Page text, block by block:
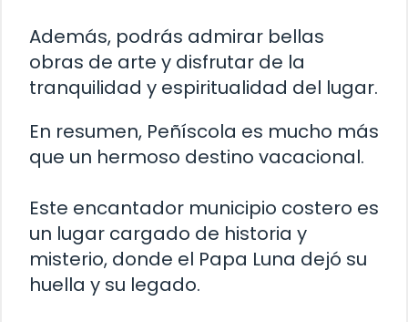
Además, podrás admirar bellas
obras de arte y disfrutar de la
tranquilidad y espiritualidad del lugar.
En resumen, Peñíscola es mucho más
que un hermoso destino vacacional.
Este encantador municipio costero es
un lugar cargado de historia y
misterio, donde el Papa Luna dejó su
huella y su legado.